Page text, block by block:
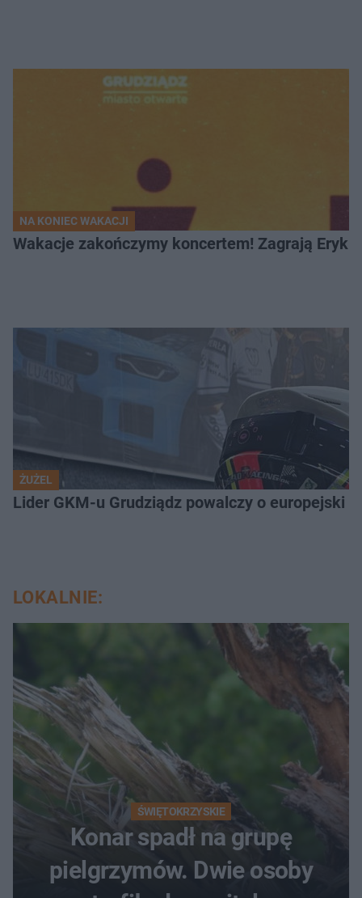
NA KONIEC WAKACJI
Wakacje zakończymy koncertem! Zagrają Eryk
ŻUŻEL
Lider GKM-u Grudziądz powalczy o europejski
LOKALNIE:
ŚWIĘTOKRZYSKIE
Konar spadł na grupę
pielgrzymów. Dwie osoby